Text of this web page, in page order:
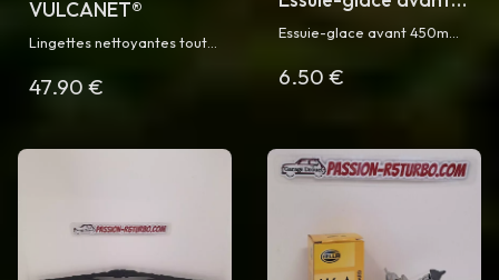
VULCANET®
Lingettes nettoyantes tout-
47.90 €
pour Super 5 GT
Essuie-glace avant 450mm
phase 1 et phase 2
6.50 €